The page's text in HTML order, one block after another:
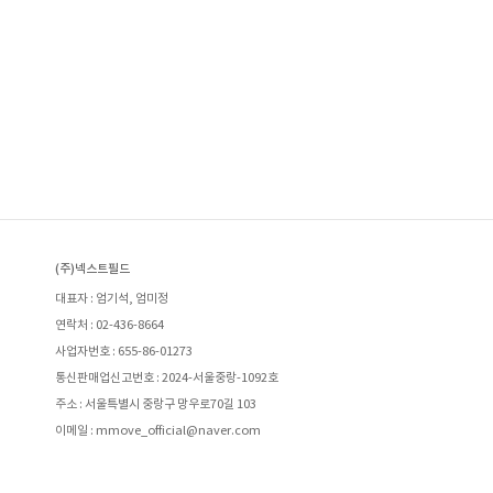
(주)넥스트필드
대표자 : 엄기석, 엄미정
연락처 : 02-436-8664
사업자번호 : 655-86-01273
통신판매업신고번호 : 2024-서울중랑-1092호
주소 : 서울특별시 중랑구 망우로70길 103
이메일 : mmove_official@naver.com